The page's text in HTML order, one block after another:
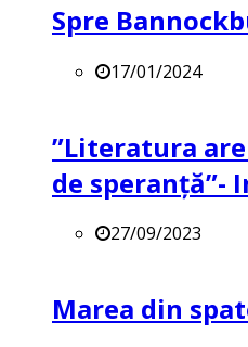
Spre
17/01/2024
”Literatura
de speranță”-
27/09/2023
Marea din